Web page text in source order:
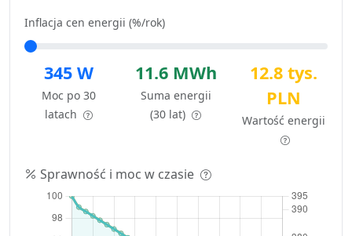
Inflacja cen energii (%/rok)
345 W
Moc po 30
latach
11.6 MWh
Suma energii
(30 lat)
12.8 tys.
PLN
Wartość energii
Sprawność i moc w czasie